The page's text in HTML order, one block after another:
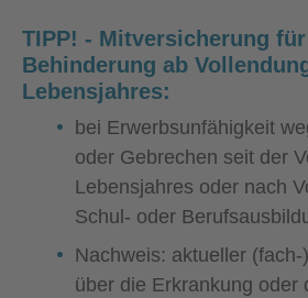
TIPP! - Mitversicherung
Behinderung ab
Lebensjahres:
bei Erwerbsunfähigkeit
oder Gebrechen seit der
Lebensjahres oder nach
Schul- oder
Nachweis: aktueller
über die Erkrankung oder